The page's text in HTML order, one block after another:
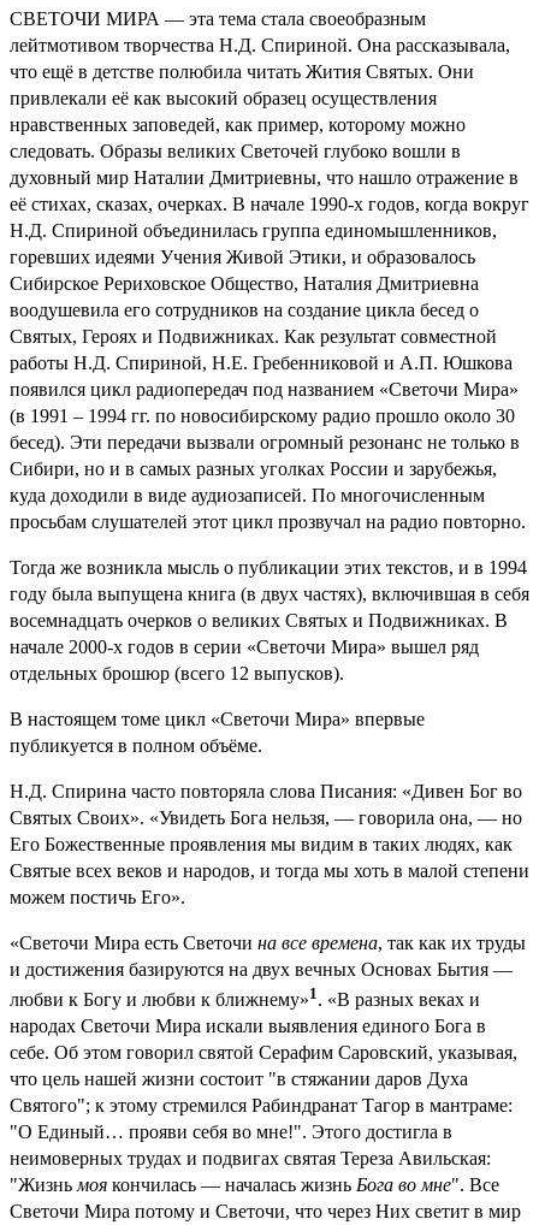
СВЕТОЧИ МИРА — эта тема стала своеобразным
лейтмотивом творчества Н.Д. Спириной. Она рассказывала,
что ещё в детстве полюбила читать Жития Святых. Они
привлекали её как высокий образец осуществления
нравственных заповедей, как пример, которому можно
следовать. Образы великих Светочей глубоко вошли в
духовный мир Наталии Дмитриевны, что нашло отражение в
её стихах, сказах, очерках. В начале 1990-х годов, когда вокруг
Н.Д. Спириной объединилась группа единомышленников,
горевших идеями Учения Живой Этики, и образовалось
Сибирское Рериховское Общество, Наталия Дмитриевна
воодушевила его сотрудников на создание цикла бесед о
Святых, Героях и Подвижниках. Как результат совместной
работы Н.Д. Спириной, Н.Е. Гребенниковой и А.П. Юшкова
появился цикл радиопередач под названием «Светочи Мира»
(в 1991 – 1994 гг. по новосибирскому радио прошло около 30
бесед). Эти передачи вызвали огромный резонанс не только в
Сибири, но и в самых разных уголках России и зарубежья,
куда доходили в виде аудиозаписей. По многочисленным
просьбам слушателей этот цикл прозвучал на радио повторно.
Тогда же возникла мысль о публикации этих текстов, и в 1994
году была выпущена книга (в двух частях), включившая в себя
восемнадцать очерков о великих Святых и Подвижниках. В
начале 2000-х годов в серии «Светочи Мира» вышел ряд
отдельных брошюр (всего 12 выпусков).
В настоящем томе цикл «Светочи Мира» впервые
публикуется в полном объёме.
Н.Д. Спирина часто повторяла слова Писания: «Дивен Бог во
Святых Своих». «Увидеть Бога нельзя, — говорила она, — но
Его Божественные проявления мы видим в таких людях, как
Святые всех веков и народов, и тогда мы хоть в малой степени
можем постичь Его».
«Светочи Мира есть Светочи на все времена, так как их труды
и достижения базируются на двух вечных Основах Бытия —
любви к Богу и любви к ближнему»1 . «В разных веках и
народах Светочи Мира искали выявления единого Бога в
себе. Об этом говорил святой Серафим Саровский, указывая,
что цель нашей жизни состоит "в стяжании даров Духа
Святого"; к этому стремился Рабиндранат Тагор в мантраме:
"О Единый… прояви себя во мне!". Этого достигла в
неимоверных трудах и подвигах святая Тереза Авильская:
"Жизнь моя кончилась — началась жизнь Бога во мне". Все
Светочи Мира потому и Светочи, что через Них светит в мир